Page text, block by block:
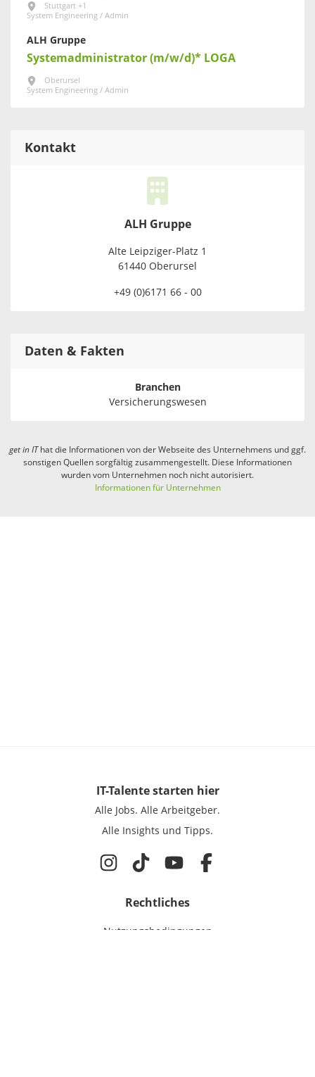
Stuttgart +1
System Engineering / Admin
ALH Gruppe
Systemadministrator (m/w/d)* LOGA
Oberursel
System Engineering / Admin
Kontakt
ALH Gruppe
Alte Leipziger-Platz 1
61440 Oberursel
+49 (0)6171 66 - 00
Daten & Fakten
Branchen
Versicherungswesen
get in IThat die Informationen von der Webseite des Unternehmens und ggf.
sonstigen Quellen sorgfältig zusammengestellt. Diese Informationen
wurden vom Unternehmen noch nicht autorisiert.
Informationen für Unternehmen
IT-Talentestarten hier
Alle Jobs. Alle Arbeitgeber.
Alle Insights und Tipps.
Rechtliches
Nutzungsbedingungen